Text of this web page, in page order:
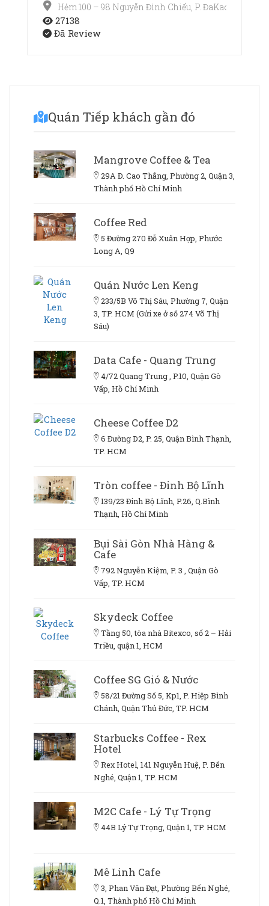
Hẻm 100 – 98 Nguyễn Đình Chiểu, P. ĐaKao, Quận 1,
27138
Đã Review
Quán Tiếp khách gần đó
Mangrove Coffee & Tea
29A Đ. Cao Thắng, Phường 2, Quận 3,
Thành phố Hồ Chí Minh
Coffee Red
5 Đường 270 Đỗ Xuân Hợp, Phước
Long A, Q9
Quán Nước Len Keng
233/5B Võ Thị Sáu, Phường 7, Quận
3, TP. HCM (Gửi xe ở số 274 Võ Thị
Sáu)
Data Cafe - Quang Trung
4/72 Quang Trung , P.10, Quận Gò
Vấp, Hồ Chí Minh
Cheese Coffee D2
6 Đường D2, P. 25, Quận Bình Thạnh,
TP. HCM
Tròn coffee - Đinh Bộ Lĩnh
139/23 Đinh Bộ Lĩnh, P.26, Q.Bình
Thạnh, Hồ Chí Minh
Bụi Sài Gòn Nhà Hàng &
Cafe
792 Nguyễn Kiệm, P. 3 , Quận Gò
Vấp, TP. HCM
Skydeck Coffee
Tầng 50, tòa nhà Bitexco, số 2 – Hải
Triều, quận 1, HCM
Coffee SG Gió & Nước
58/21 Đường Số 5, Kp1, P. Hiệp Bình
Chánh, Quận Thủ Đức, TP. HCM
Starbucks Coffee - Rex
Hotel
Rex Hotel, 141 Nguyễn Huệ, P. Bến
Nghé, Quận 1, TP. HCM
M2C Cafe - Lý Tự Trọng
44B Lý Tự Trọng, Quận 1, TP. HCM
Mê Linh Cafe
3, Phan Văn Đạt, Phường Bến Nghé,
Q.1, Thành phố Hồ Chí Minh